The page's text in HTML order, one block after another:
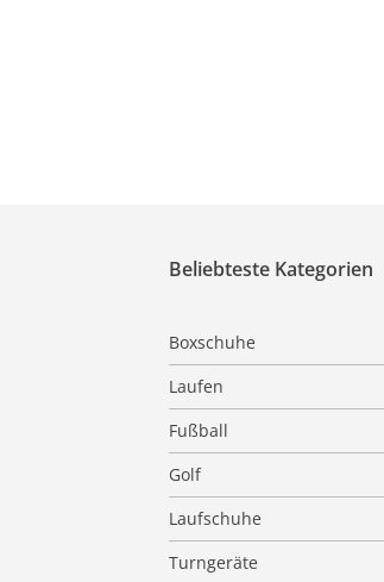
Beliebteste Kategorien
Boxschuhe
Laufen
Fußball
Golf
Laufschuhe
Turngeräte